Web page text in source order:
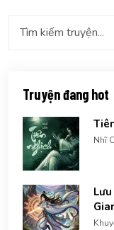
Truyện đang hot
Nhĩ